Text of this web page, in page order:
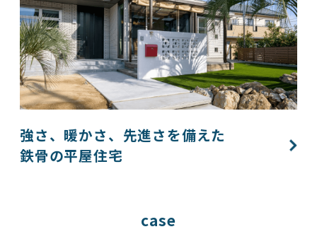
強さ、暖かさ、先進さを備えた
鉄骨の平屋住宅​​
case